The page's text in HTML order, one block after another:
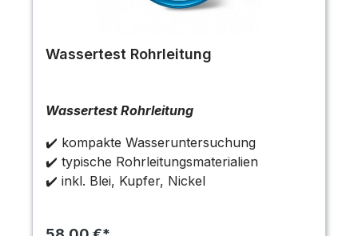
Wassertest Rohrleitung
Wassertest Rohrleitung
✔️ kompakte Wasseruntersuchung
✔️ typische Rohrleitungsmaterialien
✔️ inkl. Blei, Kupfer, Nickel